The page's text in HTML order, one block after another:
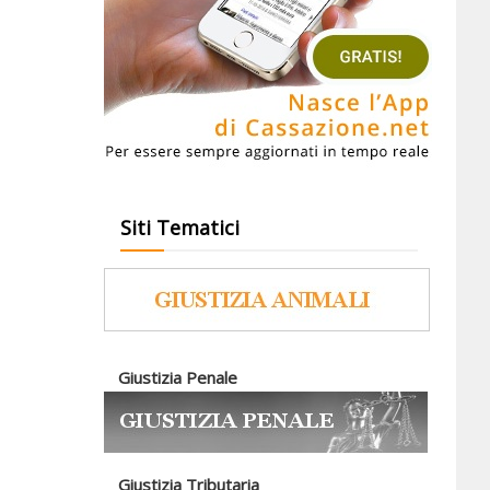
Siti Tematici
Giustizia Penale
Giustizia Tributaria